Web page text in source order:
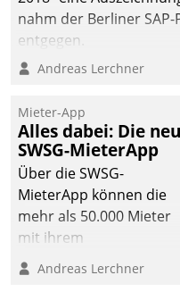
nahm der Berliner
entgegen.
Andreas Lerchner
Mieter-App
Alles dabei: Die
SWSG-MieterApp
Über die SWSG-
MieterApp können die
mehr als 50.000 Mieter
mit ihrem
Wohnungsunternehmen
kommunizieren, auf dem
Andreas Lerchner